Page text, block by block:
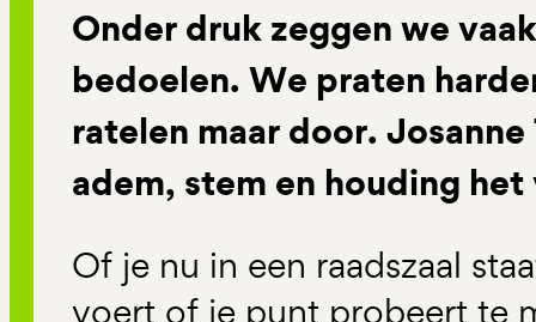
Onder druk zeggen we
bedoelen. We praten
ratelen maar door.
adem, stem en houding
Of je nu in een raadszaal
voert of je punt probeert te